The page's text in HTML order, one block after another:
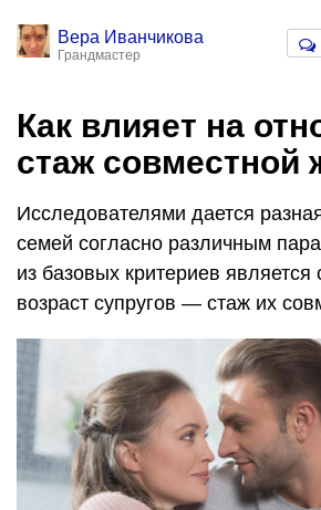
Вера Иванчикова
Грандмастер
Как влияет на
стаж совместной
Исследователями дается
семей согласно различным
из базовых критериев
возраст супругов — стаж их